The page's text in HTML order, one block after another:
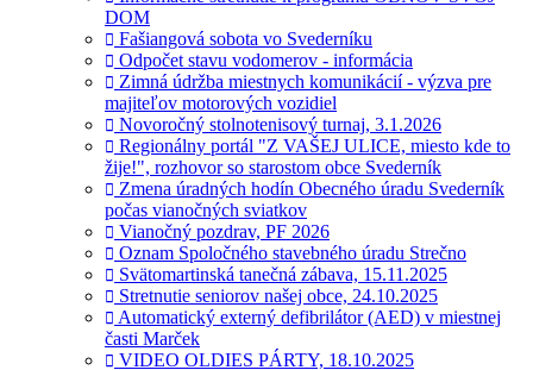
DOM
Fašiangová sobota vo Svederníku
Odpočet stavu vodomerov - informácia
Zimná údržba miestnych komunikácií - výzva pre
majiteľov motorových vozidiel
Novoročný stolnotenisový turnaj, 3.1.2026
Regionálny portál "Z VAŠEJ ULICE, miesto kde to
žije!", rozhovor so starostom obce Svederník
Zmena úradných hodín Obecného úradu Svederník
počas vianočných sviatkov
Vianočný pozdrav, PF 2026
Oznam Spoločného stavebného úradu Strečno
Svätomartinská tanečná zábava, 15.11.2025
Stretnutie seniorov našej obce, 24.10.2025
Automatický externý defibrilátor (AED) v miestnej
časti Marček
VIDEO OLDIES PÁRTY, 18.10.2025